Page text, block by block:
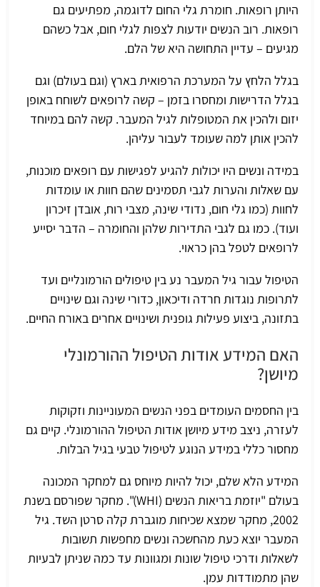
היותן רופאות. חומרת גלי החום לדוגמה, מפתיעים גם
רופאות. רוב הנשים יודעות לצפות לגלי חום, אבל כשהם
מגיעים – עדיין התחושה היא של הלם.
בגלל הלחץ על המערכת הרפואית בארץ (וגם בעולם) וגם
בגלל הדרישות ומחסרו בזמן – קשה לרופאים לשוחח באופן
יזום ולהכין את המטופלות לגיל המעבר. קשה להם במיוחד
להכין אותן למה שעומד לעבור עליהן.
במידה ונשים היו יכולות להגיע לפגישות עם רופאים מוכנות,
עם שאלות והערות לגבי תסמינים שהם חוות או עומדות
לחוות (כמו גלי חום, נדודי שינה, מצבי רוח, אובדן זיכרון
ועוד). כמו גם לגבי התדירות שלהן והחומרה – הדבר יסייע
לרופאים לטפל בהן כראוי.
הטיפול עבור גיל המעבר נע בין טיפולים הורמונליים ועד
לתרופות נוגדות חרדה ודיכאון, כדורי שינה וגם שינויים
בתזונה, ביצוע פעילות גופנית ושינויים אחרים באורח החיים.
האם המידע אודות הטיפול ההורמונלי
מיושן?
בין החסמים העומדים בפני הנשים המעוניינות וזקוקות
לעזרה, ניצב מידע מיושן אודות הטיפול ההורמונלי. קיים גם
מחסור כללי במידע הנוגע לטיפול טבעי בגיל הבלות.
המידע הלא שלם, יכול להיות מיוחס גם למחקר המכונה
בעולם "יוזמת בריאות הנשים (WHI)". מחקר שפורסם בשנת
2002, מחקר שמצא שכיחות מוגברת קלה סרטן השד. גיל
המעבר יוצא כעת מהחשכה ונשים מחפשות תשובות
לשאלות ודרכי טיפול שונות ומגוונות עד כמה שניתן לבעיות
שהן מתמודדות עמן.